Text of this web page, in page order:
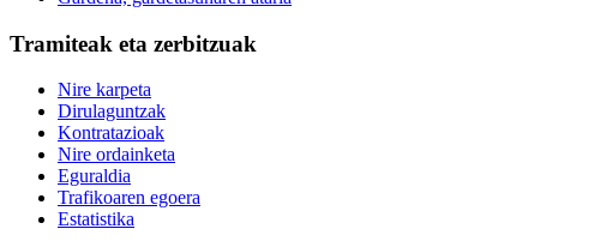
Tramiteak eta zerbitzuak
Nire karpeta
Dirulaguntzak
Kontratazioak
Nire ordainketa
Eguraldia
Trafikoaren egoera
Estatistika